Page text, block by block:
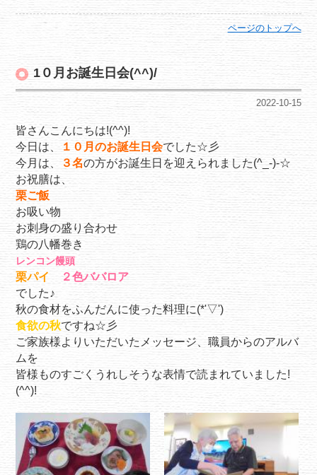
ページのトップへ
1０月お誕生日会(^^)/
2022-10-15
皆さんこんにちは!(^^)!
今日は、
１０月のお誕生日会でした☆彡
今月は、
３名の方がお誕生日を迎えられました(^_-)-☆
お祝膳は、
栗ご飯
お吸い物
お刺身の盛り合わせ
鶏の八幡巻き
レンコン饅頭
栗パイ
２色ババロア
でした♪
秋の食材をふんだんに使った料理に(*'▽')
食欲の秋ですね☆彡
ご家族様よりいただいたメッセージ、職員からのアルバ
ムを
皆様ものすごくうれしそうな表情で読まれていました!
(^^)!